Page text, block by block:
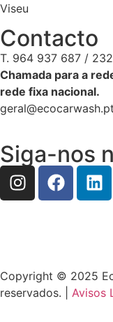
Viseu
Contacto
T. 964 937 687 /
Chamada para a
rede fixa nacional.
geral@ecocarwash.pt
Siga-nos
Copyright © 2025
reservados. | Avisos